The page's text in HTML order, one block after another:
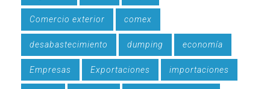
Comercio exterior comex
desabastecimiento dumping economía
Empresas Exportaciones importaciones